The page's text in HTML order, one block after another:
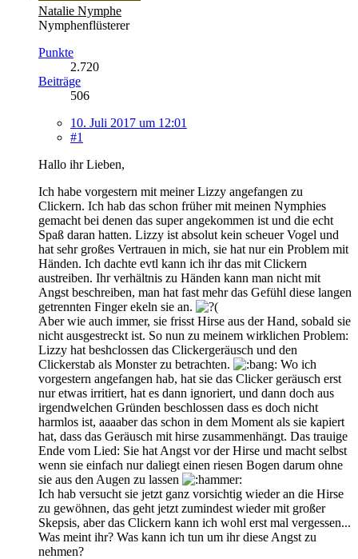
Natalie Nymphe
Nymphenflüsterer
Punkte
2.720
Beiträge
506
10. Juli 2017 um 12:01
#1
Hallo ihr Lieben,
Ich habe vorgestern mit meiner Lizzy angefangen zu
Clickern. Ich hab das schon früher mit meinen Nymphies
gemacht bei denen das super angekommen ist und die echt
Spaß daran hatten. Lizzy ist absolut kein scheuer Vogel und
hat sehr großes Vertrauen in mich, sie hat nur ein Problem mit
Händen. Ich dachte evtl kann ich ihr das mit Clickern
austreiben. Ihr verhältnis zu Händen kann man nicht mit
Angst beschreiben, man hat fast mehr das Gefühl diese langen
getrennten Finger ekeln sie an.
Aber wie auch immer, sie frisst Hirse aus der Hand, sobald sie
nicht ausgestreckt ist. So nun zu meinem wirklichen Problem:
Lizzy hat beshclossen das Clickergeräusch und den
Clickerstab als Monster zu betrachten.
Wo ich
vorgestern angefangen hab, hat sie das Clicker geräusch erst
nur etwas irritiert, hat es dann ignoriert, und dann doch aus
irgendwelchen Gründen beschlossen dass es doch nicht
harmlos ist, aaaaber das schon in dem Moment als sie kapiert
hat, dass das Geräusch mit hirse zusammenhängt. Das trauige
Ende vom Lied: Sie hat Angst vor der Hirse und macht selbst
wenn sie einfach nur daliegt einen riesen Bogen darum ohne
sie aus den Augen zu lassen
Ich hab versucht sie jetzt ganz vorsichtig wieder an die Hirse
zu gewöhnen, das geht jetzt zumindest wieder mit großer
Skepsis, aber das Clickern kann ich wohl erst mal vergessen...
Was meint ihr? Was kann ich tun um ihr diese Angst zu
nehmen?